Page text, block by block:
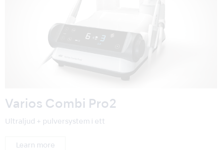
Varios Combi Pro2
Ultraljud + pulversystem i ett
Learn more